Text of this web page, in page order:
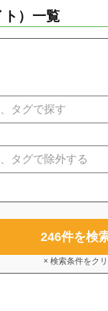
）一覧
246件を検
× 検索条件をク